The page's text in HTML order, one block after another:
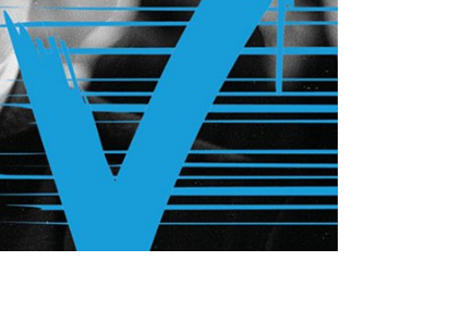
Intranet
myCampus
Online-Bewerbung